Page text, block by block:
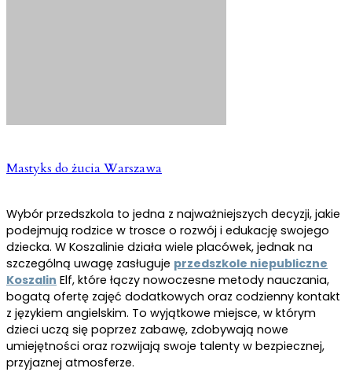
Mastyks do żucia Warszawa
Wybór przedszkola to jedna z najważniejszych decyzji, jakie
podejmują rodzice w trosce o rozwój i edukację swojego
dziecka. W Koszalinie działa wiele placówek, jednak na
szczególną uwagę zasługuje przedszkole niepubliczne
Koszalin Elf, które łączy nowoczesne metody nauczania,
bogatą ofertę zajęć dodatkowych oraz codzienny kontakt
z językiem angielskim. To wyjątkowe miejsce, w którym
dzieci uczą się poprzez zabawę, zdobywają nowe
umiejętności oraz rozwijają swoje talenty w bezpiecznej,
przyjaznej atmosferze.